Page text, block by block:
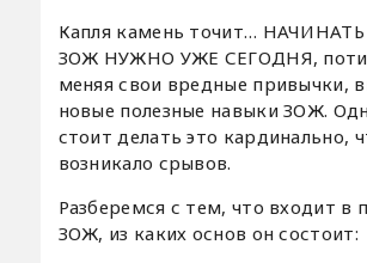
Капля камень точит…
ЗОЖ НУЖНО УЖЕ СЕГОДНЯ,
меняя свои вредные привычки,
новые полезные навыки ЗОЖ.
стоит делать это кардинально,
возникало срывов.
Разберемся с тем, что входит в
ЗОЖ, из каких основ он состоит: